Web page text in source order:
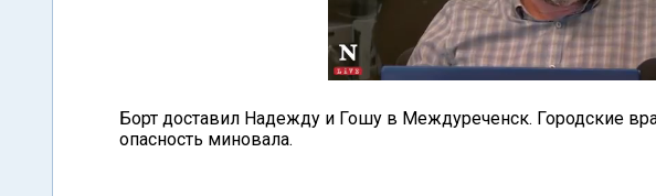
Борт доставил Надежду и Гошу в Междуреченск. Городские
опасность миновала.